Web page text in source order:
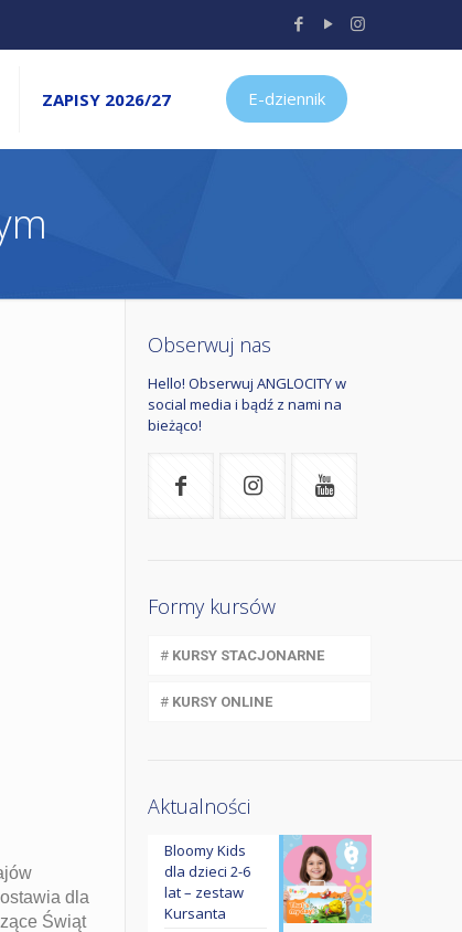
ZAPISY 2026/27 E-dziennik
dla
Świąt
Obserwuj nas
Hello! Obserwuj ANGLOCITY w
social media i bądź z nami na
bieżąco!
Formy kursów
# KURSY STACJONARNE
# KURSY ONLINE
Aktualności
Bloomy Kids
dla dzieci 2-6
lat – zestaw
Kursanta